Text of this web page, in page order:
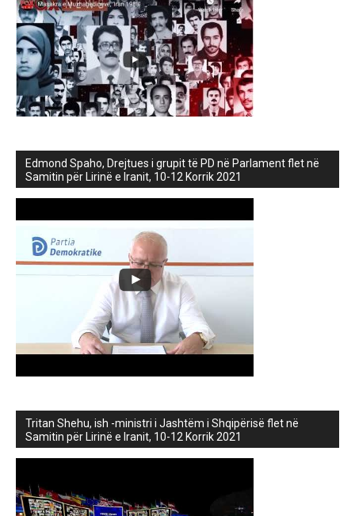
Edmond Spaho, Drejtues i grupit të PD në Parlament flet në
Samitin për Lirinë e Iranit, 10-12 Korrik 2021
Tritan Shehu, ish -ministri i Jashtëm i Shqipërisë flet në
Samitin për Lirinë e Iranit, 10-12 Korrik 2021